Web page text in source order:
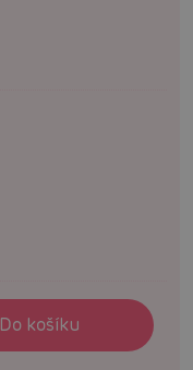
Do košíku